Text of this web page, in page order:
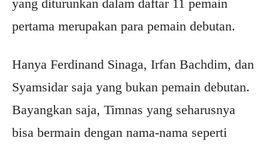
yang diturunkan dalam daftar 11 pemain
pertama merupakan para pemain debutan.
Hanya Ferdinand Sinaga, Irfan Bachdim, dan
Syamsidar saja yang bukan pemain debutan.
Bayangkan saja, Timnas yang seharusnya
bisa bermain dengan nama-nama seperti